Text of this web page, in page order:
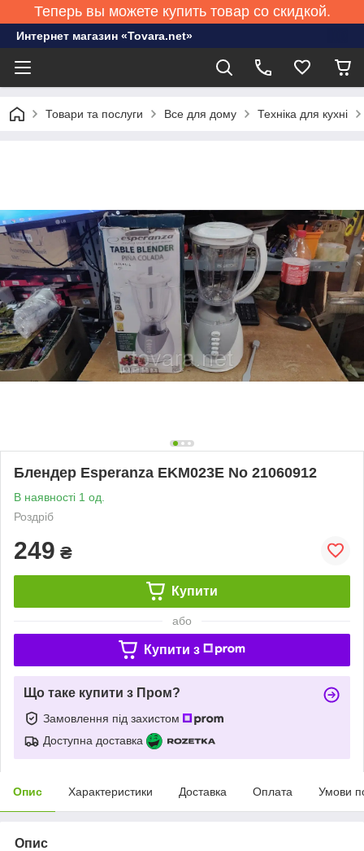
Теперь вы можете купить товар со скидкой.
Интернет магазин «Tovara.net»
Товари та послуги Все для дому Техніка для кухні
Блендер Esperanza EKM023E No 21060912
В наявності 1 од.
Роздріб
249 ₴
Купити
або
Купити з
Що таке купити з Пром?
Замовлення під захистом
Доступна доставка
Опис Характеристики Доставка Оплата Умови
Опис